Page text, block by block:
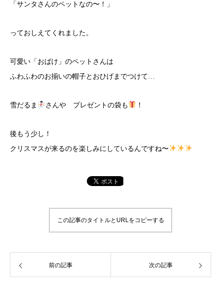
「サンタさんのペットなの〜！」
っておしえてくれました。
可愛い「おばけ」のペットさんは
ふわふわのお揃いの帽子とおひげまでつけて…
雪だるま さんや プレゼントの袋も ！
後もう少し！
クリスマスが来るのを楽しみにしているんですね〜
この記事のタイトルとURLをコピーする
前の記事 次の記事